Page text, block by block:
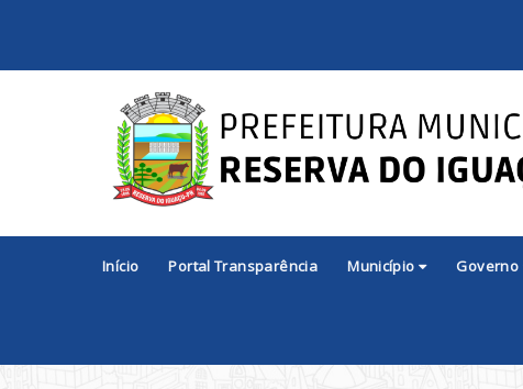
Início Portal Transparência Município Governo